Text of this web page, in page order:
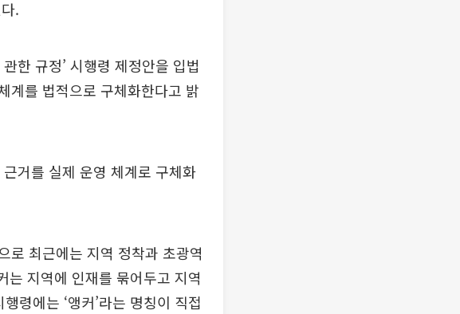
.
한 규정’ 시행령 제정안을 입법
계를 법적으로 구체화한다고 밝
거를 실제 운영 체계로 구체화
로 최근에는 지역 정착과 초광역
는 지역에 인재를 묶어두고 지역
령에는 ‘앵커’라는 명칭이 직접